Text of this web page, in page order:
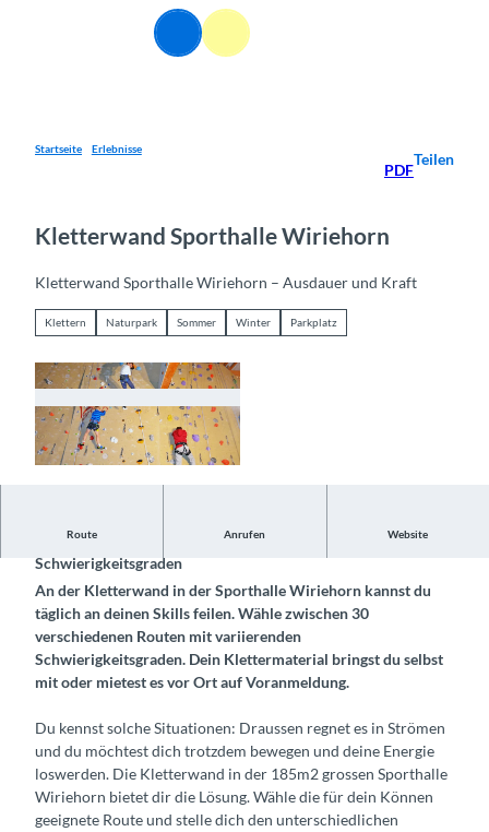
Suche Menü
Startseite Erlebnisse
PDF
Teilen
Kletterwand Sporthalle Wiriehorn
Kletterwand Sporthalle Wiriehorn – Ausdauer und Kraft
Klettern Naturpark Sommer Winter Parkplatz
Route Anrufen Website
Versuche dich auf 30 Routen mit unterschiedlichen
Schwierigkeitsgraden
An der Kletterwand in der Sporthalle Wiriehorn kannst du
täglich an deinen Skills feilen. Wähle zwischen 30
verschiedenen Routen mit variierenden
Schwierigkeitsgraden. Dein Klettermaterial bringst du selbst
mit oder mietest es vor Ort auf Voranmeldung.
Du kennst solche Situationen: Draussen regnet es in Strömen
und du möchtest dich trotzdem bewegen und deine Energie
loswerden. Die Kletterwand in der 185m2 grossen Sporthalle
Wiriehorn bietet dir die Lösung. Wähle die für dein Können
geeignete Route und stelle dich den unterschiedlichen